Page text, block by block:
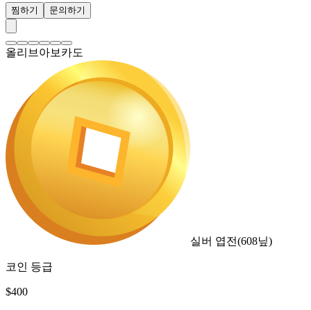
찜하기 문의하기
올리브아보카도
실버 엽전(608닢)
코인 등급
$400